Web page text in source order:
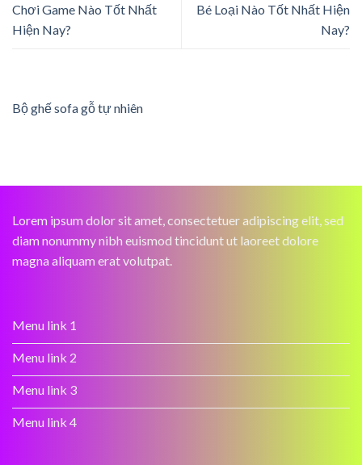
Chơi Game Nào Tốt Nhất
Hiện Nay?
Bé Loại Nào Tốt Nhất Hiện
Nay?
Bộ ghế sofa gỗ tự nhiên
Lorem ipsum dolor sit amet, consectetuer adipiscing elit, sed
diam nonummy nibh euismod tincidunt ut laoreet dolore
magna aliquam erat volutpat.
Menu link 1
Menu link 2
Menu link 3
Menu link 4